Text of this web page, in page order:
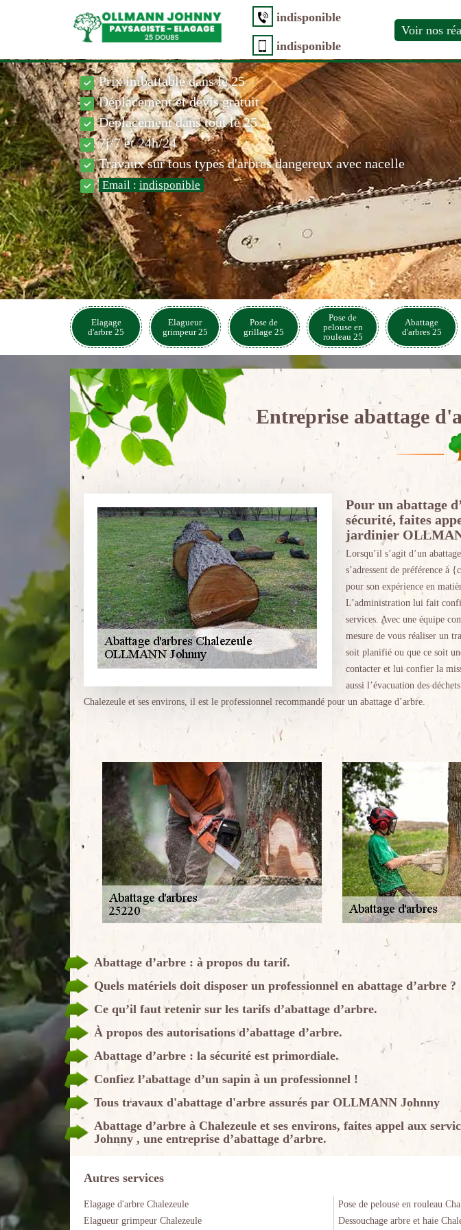
indisponible
indisponible
Voir nos
Prix imbattable dans le 25
Déplacement et devis gratuit
Déplacement dans tout le 25
7j/7 et 24h/24
Travaux sur tous types d'arbres dangereux avec nacelle
Email : indisponible
Elagage
d'arbre 25
Elagueur
grimpeur 25
Pose de
grillage 25
Pose de
pelouse en
rouleau 25
Abattage
d'arbres 25
Entreprise abattage
Pour un abattage
sécurité, faites
jardinier
Lorsqu’il s’agit d’un
s’adressent de préférence à
pour son expérience en
L’administration lui fait
services. Avec une équipe
mesure de vous réaliser un
soit planifié ou que ce soit
contacter et lui confier la
aussi l’évacuation des
Chalezeule et ses environs, il est le professionnel recommandé pour un abattage d’arbre.
Abattage d’arbre : à propos du tarif.
Quels matériels doit disposer un professionnel en abattage d’arbre ?
Ce qu’il faut retenir sur les tarifs d’abattage d’arbre.
À propos des autorisations d’abattage d’arbre.
Abattage d’arbre : la sécurité est primordiale.
Confiez l’abattage d’un sapin à un professionnel !
Tous travaux d'abattage d'arbre assurés par OLLMANN Johnny
Abattage d’arbre à Chalezeule et ses environs, faites appel aux
Johnny , une entreprise d’abattage d’arbre.
Autres services
Elagage d'arbre Chalezeule
Elagueur grimpeur Chalezeule
Pose de pelouse en rouleau
Dessouchage arbre et haie